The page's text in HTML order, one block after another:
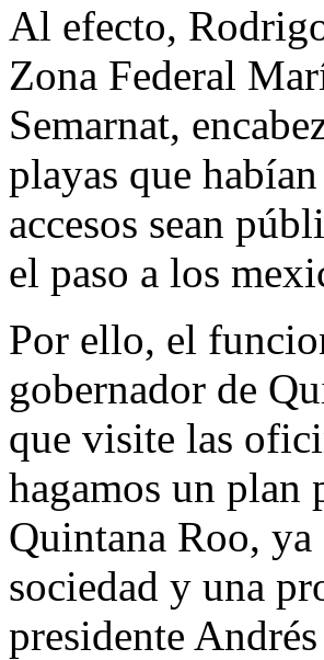
Al efecto,
Zona Federal
Semarnat,
playas que
accesos sean
el paso a los
Por ello, el
gobernador de
que visite las
hagamos un plan
Quintana Roo, ya
sociedad y una
presidente